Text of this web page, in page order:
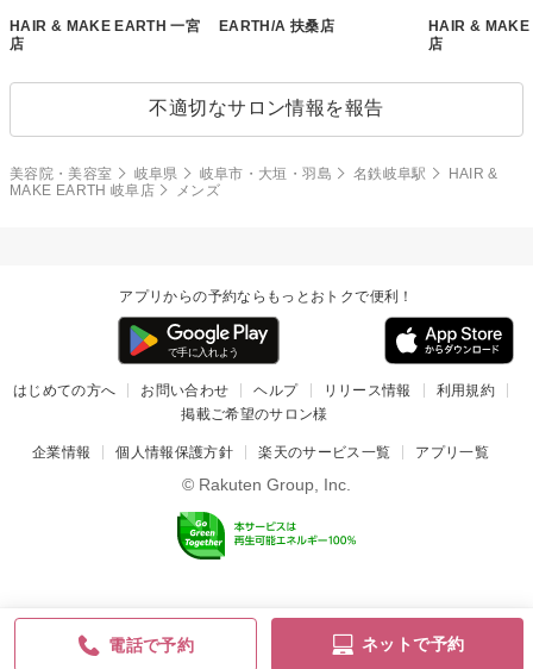
HAIR & MAKE EARTH 一宮
店
EARTH/A 扶桑店
HAIR & MAKE
店
不適切なサロン情報を報告
電話で予約 ネットで予約
美容院・美容室 岐阜県 岐阜市・大垣・羽島 名鉄岐阜駅
HAIR &
MAKE EARTH 岐阜店
メンズ
アプリからの予約ならもっとおトクで便利！
はじめての方へ お問い合わせ ヘルプ リリース情報
利用規約
掲載ご希望のサロン様
企業情報 個人情報保護方針 楽天のサービス一覧 アプリ一覧
© Rakuten Group, Inc.